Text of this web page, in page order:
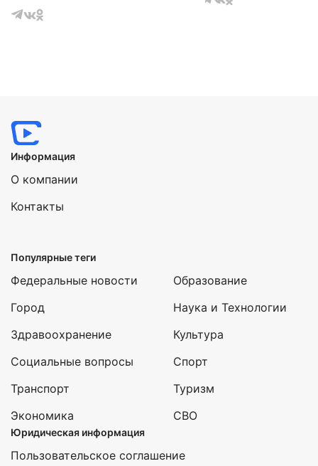
Информация
О компании
Контакты
Популярные теги
Федеральные новости
Город
Здравоохранение
Социальные вопросы
Транспорт
Экономика
Образование
Наука и Технологии
Культура
Спорт
Туризм
СВО
Юридическая информация
Пользовательское соглашение